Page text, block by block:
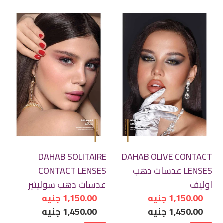
DAHAB
SOLITAIRE
CONTACT
LENSES
عدسات
دهب
سوليتير
DAHAB SOLITAIRE
CONTACT LENSES
عدسات دهب سوليتير
سعر
مخفض
1,150.00 جنيه
سعر
1,450.00 جنيه
DAHAB
OLIVE
CONTACT
LENSES
عدسات
دهب
اوليف
DAHAB OLIVE CONTACT
LENSES عدسات دهب
اوليف
سعر
مخفض
1,150.00 جنيه
سعر
1,450.00 جنيه